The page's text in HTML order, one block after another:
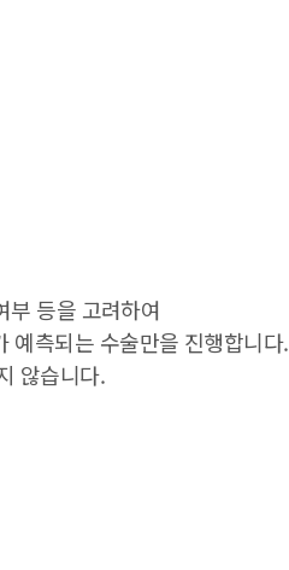
부 등을 고려하여
예측되는 수술만을 진행합니다.
않습니다.